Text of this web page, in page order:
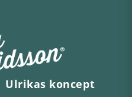
Ulrikas koncept